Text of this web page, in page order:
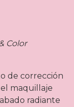
Color
de corrección
maquillaje
radiante